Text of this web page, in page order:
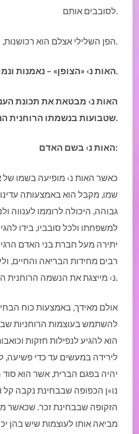
לסובבים אותם.
האות נ› «הצופן» – נאמנות.
האות נ› מבטאת את תכונת
שטבועות בנשמתו הרוחנית.
האות נ› בשם האדם:
כאשר האות נ› מופיעה בשמו
שמו, מקבל הוא באמצעותה
גבוהה, היכולה לרוממו לענווה
למשפחתו ולכל סובביו, בידו
יתירה מעל חברת בני האדם
רבים מחידות הבריאה והחיים,
אולם מאידך, באמצעות כוח
להשתמש בעוצמות הרוחניות
הוא להגיע לנפילות חזקות
לירידה במעשים עד כדי פשיעה,
יהיה בפגם הברית, אשר הוא סוד
נו»ן הכפופה שבבחינת נקבה קל
הזקופה שבבחינת זכר. שכאשר
מביאה אותו לעוצמות שיש בהן